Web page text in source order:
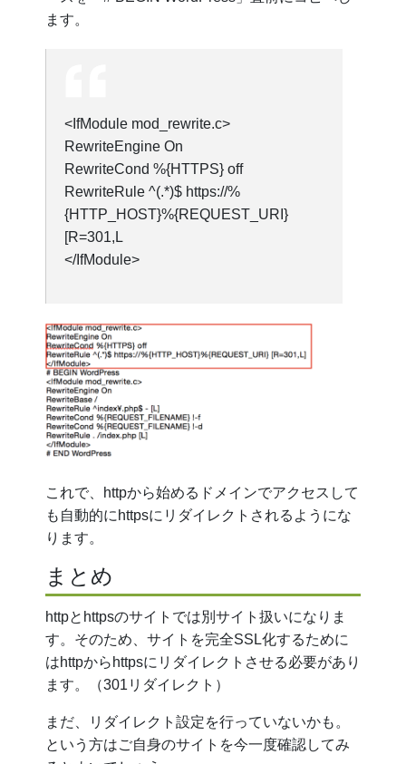
ます。
<IfModule mod_rewrite.c>
RewriteEngine On
RewriteCond %{HTTPS} off
RewriteRule ^(.*)$ https://%
{HTTP_HOST}%{REQUEST_URI}
[R=301,L
</IfModule>
これで、httpから始めるドメインでアクセスして
も自動的にhttpsにリダイレクトされるようにな
ります。
まとめ
httpとhttpsのサイトでは別サイト扱いになりま
す。そのため、サイトを完全SSL化するために
はhttpからhttpsにリダイレクトさせる必要があり
ます。（301リダイレクト）
まだ、リダイレクト設定を行っていないかも。
という方はご自身のサイトを今一度確認してみ